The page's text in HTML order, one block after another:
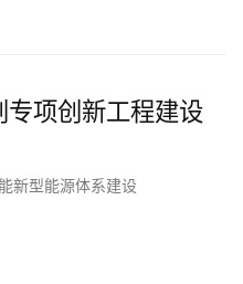
专项创新工程建设
新型能源体系建设